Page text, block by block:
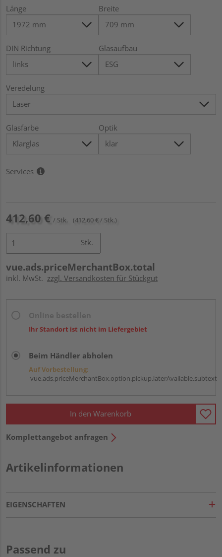
Länge Breite
DIN Richtung Glasaufbau
Veredelung
Glasfarbe Optik
Services
412,60 € / Stk. (412,60 € / Stk.)
Stk.
vue.ads.priceMerchantBox.total
inkl. MwSt. zzgl. Versandkosten für Stückgut
Ihr Standort ist nicht im Liefergebiet
Beim Händler abholen
Auf Vorbestellung:
vue.ads.priceMerchantBox.option.pickup.laterAvailable.subtext
In den Warenkorb
Komplettangebot anfragen
Artikelinformationen
EIGENSCHAFTEN
Passend zu